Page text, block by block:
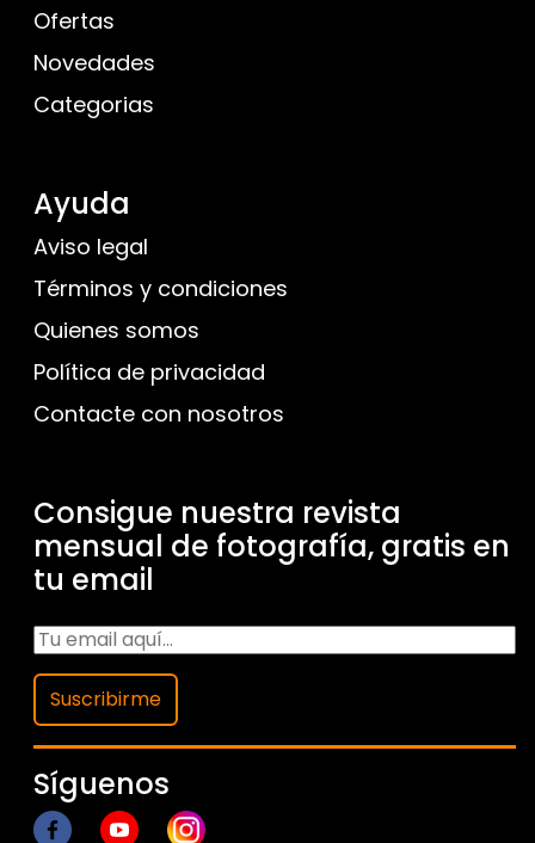
Ofertas
Novedades
Categorias
Ayuda
Aviso legal
Términos y condiciones
Quienes somos
Política de privacidad
Contacte con nosotros
Consigue nuestra revista
mensual de fotografía, gratis en
tu email
Suscribirme
Síguenos